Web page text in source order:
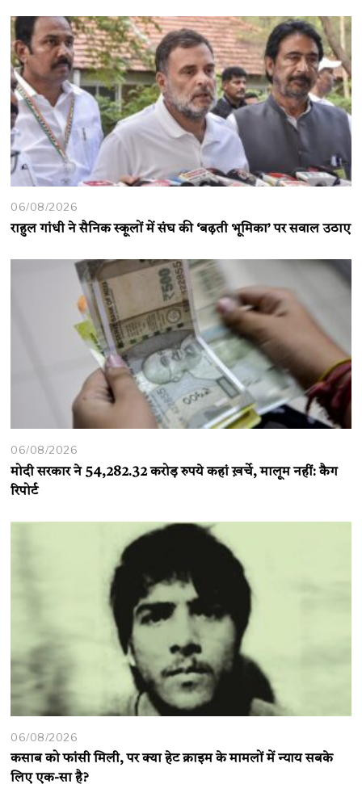
06/08/2026
राहुल गांधी ने सैनिक स्कूलों में संघ की ‘बढ़ती भूमिका’ पर सवाल उठाए
06/08/2026
मोदी सरकार ने 54,282.32 करोड़ रुपये कहां ख़र्चे, मालूम नहीं: कैग
रिपोर्ट
06/08/2026
कसाब को फांसी मिली, पर क्या हेट क्राइम के मामलों में न्याय सबके
लिए एक-सा है?